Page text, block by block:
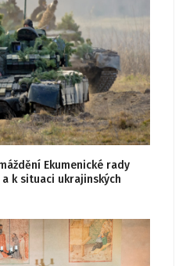
Ekumenické rady
k situaci ukrajinských